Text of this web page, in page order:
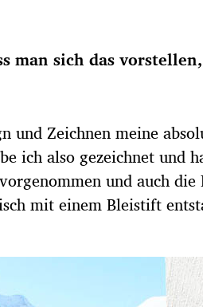
man sich das
Zeichnen meine
ich also gezeichnet und
und auch die
mit einem Bleistift